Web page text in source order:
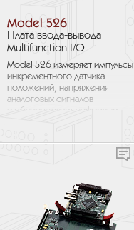
Model 526
Плата ввода-вывода
Multifunction I/O
Model 526 измеряет импульсы
инкрементного датчика
положений, напряжения
аналоговых сигналов
и обнаруживает цифровые
цифровые сигналы